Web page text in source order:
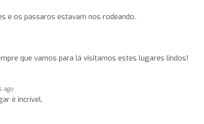
e os pássaros estavam nos rodeando.
que vamos para lá visitamos estes lugares lindos!
ago
é incrível.